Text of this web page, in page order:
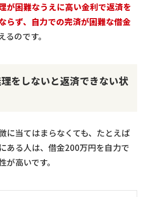
が困難なうえに高い金利で返済を
らず、自力での完済が困難な借金
るのです。
をしないと返済できない状
に当てはまらなくても、たとえば
ある人は、借金200万円を自力で
高いです。